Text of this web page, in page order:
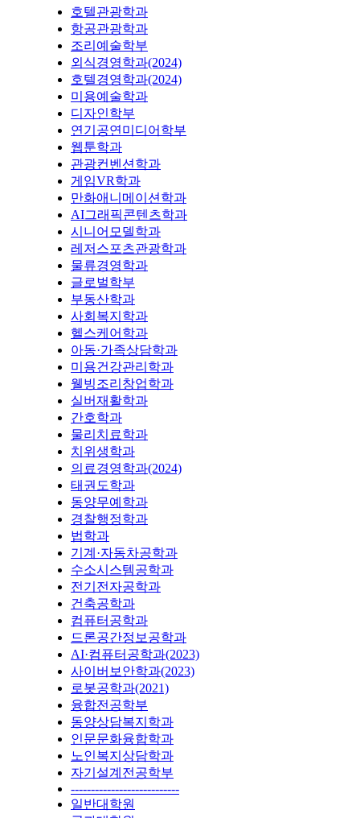
호텔관광학과
항공관광학과
조리예술학부
외식경영학과(2024)
호텔경영학과(2024)
미용예술학과
디자인학부
연기공연미디어학부
웹툰학과
관광컨벤션학과
게임VR학과
만화애니메이션학과
AI그래픽콘텐츠학과
시니어모델학과
레저스포츠관광학과
물류경영학과
글로벌학부
부동산학과
사회복지학과
헬스케어학과
아동·가족상담학과
미용건강관리학과
웰빙조리창업학과
실버재활학과
간호학과
물리치료학과
치위생학과
의료경영학과(2024)
태권도학과
동양무예학과
경찰행정학과
법학과
기계·자동차공학과
수소시스템공학과
전기전자공학과
건축공학과
컴퓨터공학과
드론공간정보공학과
AI·컴퓨터공학과(2023)
사이버보안학과(2023)
로봇공학과(2021)
융합전공학부
동양상담복지학과
인문문화융합학과
노인복지상담학과
자기설계전공학부
---------------------------
일반대학원